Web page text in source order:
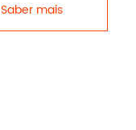
Saber mais